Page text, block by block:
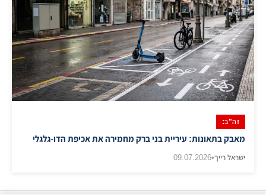
זה"ב:
מאבק בתאונות: עיריית בני ברק מחמירה את אכיפת הדו-גלגלי
ישראל רייך•
09.07.2026